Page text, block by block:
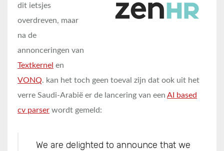
dit ietsjes
overdreven, maar
na de
annonceringen van
Textkernel en
VONQ. kan het toch geen toeval zijn dat ook uit het
verre Saudi-Arabië er de lancering van een AI based
cv parser wordt gemeld:
We are delighted to announce that we